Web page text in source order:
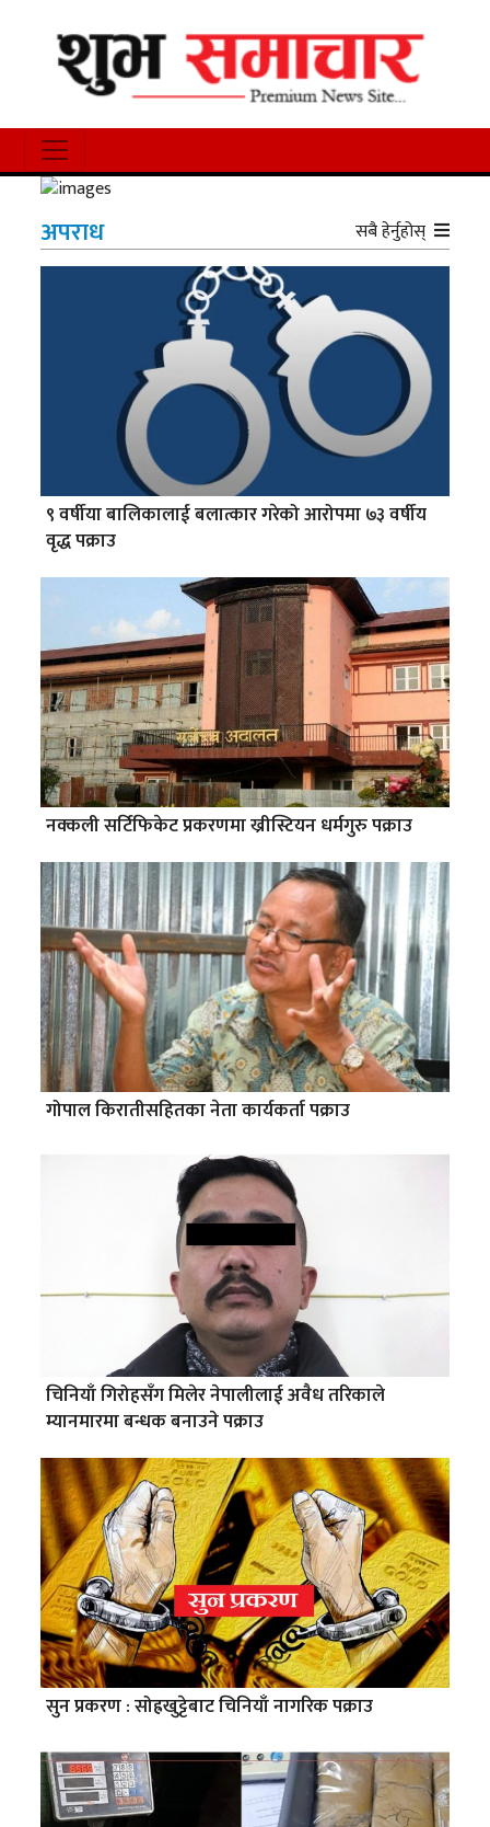
अपराध सबै हेर्नुहोस्
९ वर्षीया बालिकालाई बलात्कार गरेको आरोपमा ७३ वर्षीय
वृद्ध पक्राउ
नक्कली सर्टिफिकेट प्रकरणमा ख्रीस्टियन धर्मगुरु पक्राउ
गोपाल किरातीसहितका नेता कार्यकर्ता पक्राउ
चिनियाँ गिरोहसँग मिलेर नेपालीलाई अवैध तरिकाले
म्यानमारमा बन्धक बनाउने पक्राउ
सुन प्रकरण : सोह्रखुट्टेबाट चिनियाँ नागरिक पक्राउ